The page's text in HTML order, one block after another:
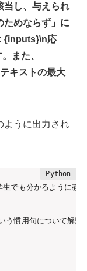
当し、与えられ
めならず」に
{inputs}\n応
また、
キストの最大
ように出力され
でも分かるように教
う慣用句について解説